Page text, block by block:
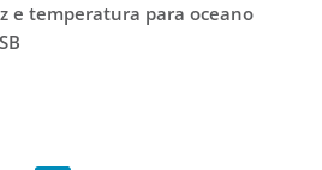
e temperatura para oceano